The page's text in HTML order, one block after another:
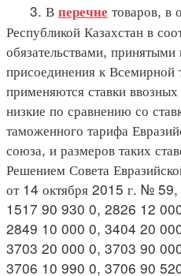
3. В перечне товаров, в
Республикой Казахстан в
обязательствами, принятыми
присоединения к Всемирной
применяются ставки
низкие по сравнению со
таможенного тарифа
союза, и размеров таких
Решением Совета
от 14 октября 2015 г. № 59,
1517 90 930 0, 2826 12
2849 10 000 0, 3404 20
3703 20 000 0, 3703 90
3706 10 990 0, 3706 90